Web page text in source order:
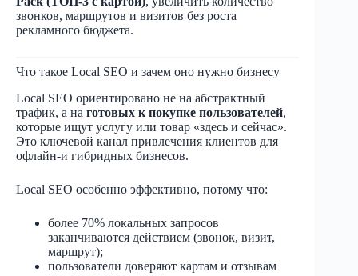
звонков, маршрутов и визитов без роста
рекламного бюджета.
Что такое Local SEO и зачем оно нужно бизнесу
Local SEO ориентировано не на абстрактный
трафик, а на готовых к покупке пользователей,
которые ищут услугу или товар «здесь и сейчас».
Это ключевой канал привлечения клиентов для
офлайн-и гибридных бизнесов.
Local SEO особенно эффективно, потому что:
более 70% локальных запросов
заканчиваются действием (звонок, визит,
маршрут);
пользователи доверяют картам и отзывам